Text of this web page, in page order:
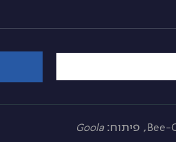
Bee-, פיתוח:Goola